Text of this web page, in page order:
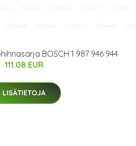
BOSCH 1 987 946 944
111.08 EUR
LISÄTIETOJA